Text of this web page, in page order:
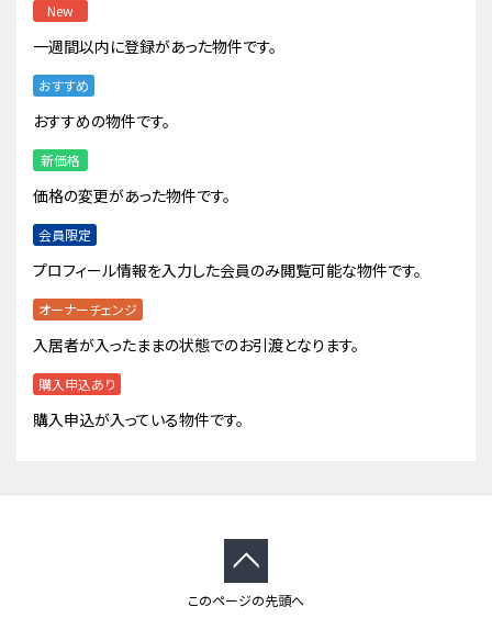
New
一週間以内に登録があった物件です。
おすすめ
おすすめの物件です。
新価格
価格の変更があった物件です。
会員限定
プロフィール情報を入力した会員のみ閲覧可能な物件です。
オーナーチェンジ
入居者が入ったままの状態でのお引渡となります。
購入申込あり
購入申込が入っている物件です。
このページの先頭へ